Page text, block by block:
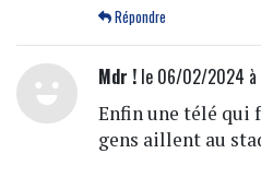
Répondre
Mdr !le 06/02/2024 à
Enfin une télé qui
gens aillent au